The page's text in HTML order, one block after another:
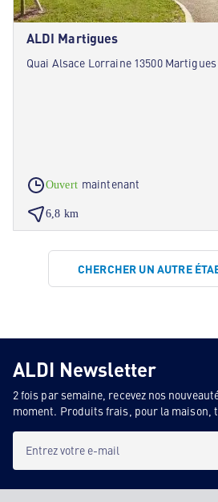
ALDI Martigues
Quai Alsace Lorraine 13500 Martigues
Ouvert maintenant
6,8 km
CHERCHER UN AUTRE
ALDI Newsletter
2 fois par semaine, recevez nos
moment. Produits frais, pour la maison,
Entrez votre e-mail